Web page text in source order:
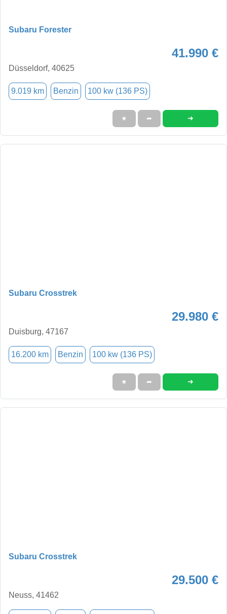
Subaru Forester
41.990 €
Düsseldorf, 40625
9.019 km Benzin 100 kw (136 PS)
★ ➦ ➜
Subaru Crosstrek
29.980 €
Duisburg, 47167
16.200 km Benzin 100 kw (136 PS)
★ ➦ ➜
Subaru Crosstrek
29.500 €
Neuss, 41462